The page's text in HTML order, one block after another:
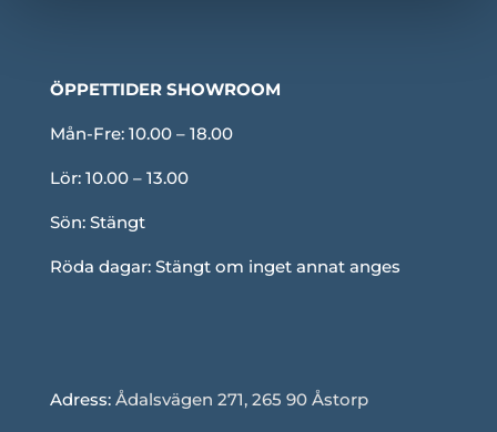
ÖPPETTIDER SHOWROOM
Mån-Fre: 10.00 – 18.00
Lör: 10.00 – 13.00
Sön: Stängt
Röda dagar: Stängt om inget annat anges
Adress: Ådalsvägen 271, 265 90 Åstorp